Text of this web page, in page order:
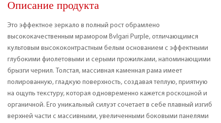
Описание продукта
Это эффектное зеркало в полный рост обрамлено
высококачественным мрамором Bvlgari Purple, отличающимся
культовым высококонтрастным белым основанием с эффектными
глубокими фиолетовыми и серыми прожилками, напоминающими
брызги чернил. Толстая, массивная каменная рама имеет
полированную, гладкую поверхность, создавая теплую, приятную
на ощупь текстуру, которая одновременно кажется роскошной и
органичной. Его уникальный силуэт сочетает в себе плавный изгиб
верхней части с массивными, увеличенными боковыми панелями